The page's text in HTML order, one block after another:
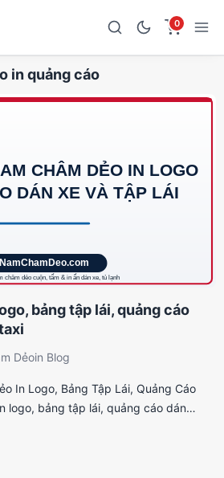
0
in quảng cáo
bảng tập lái, quảng cáo
Dẻoin Blog
In Logo, Bảng Tập Lái, Quảng Cáo
logo, bảng tập lái, quảng cáo dán…